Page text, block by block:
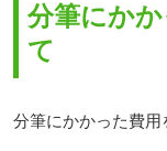
分筆にか
て
分筆にかかった費